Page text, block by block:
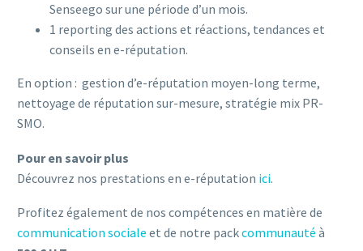
Senseego sur une période d’un mois.
1 reporting des actions et réactions, tendances et
conseils en e-réputation.
En option : gestion d’e-réputation moyen-long terme,
nettoyage de réputation sur-mesure, stratégie mix PR-
SMO.
Pour en savoir plus
Découvrez nos prestations en e-réputation ici.
Profitez également de nos compétences en matière de
communication sociale et de notre packcommunauté à